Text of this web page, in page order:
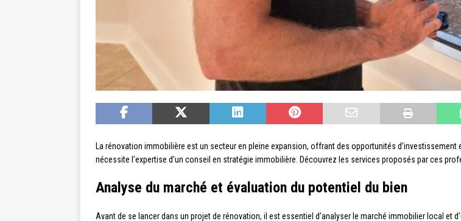
La rénovation immobilière est un secteur en pleine expansion, offrant des opportunités
nécessite l’expertise d’un conseil en stratégie immobilière. Découvrez les services proposés par ces
Analyse du marché et évaluation du potentiel du bien
Avant de se lancer dans un projet de rénovation, il est essentiel d’analyser le marché immobilier local et